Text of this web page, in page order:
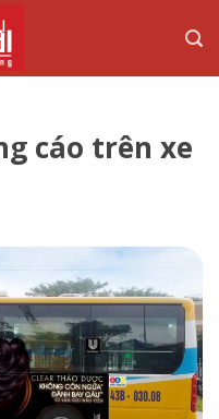
cáo trên xe